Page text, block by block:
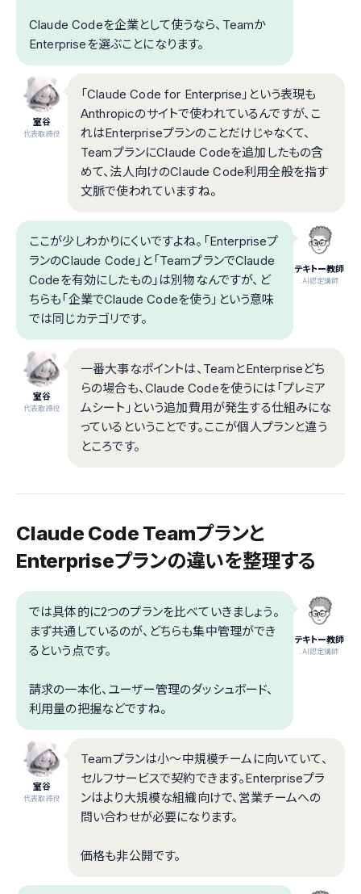
Claude Codeを企業として使うなら、Teamか
Enterpriseを選ぶことになります。
室谷
代表取締役
「Claude Code for Enterprise」という表現も
Anthropicのサイトで使われているんですが、こ
れはEnterpriseプランのことだけじゃなくて、
TeamプランにClaude Codeを追加したもの含
めて、法人向けのClaude Code利用全般を指す
文脈で使われていますね。
テキトー教師
.AI認定講師
ここが少しわかりにくいですよね。「Enterpriseプ
ランのClaude Code」と「TeamプランでClaude
Codeを有効にしたもの」は別物なんですが、ど
ちらも「企業でClaude Codeを使う」という意味
では同じカテゴリです。
室谷
代表取締役
一番大事なポイントは、TeamとEnterpriseどち
らの場合も、Claude Codeを使うには「プレミア
ムシート」という追加費用が発生する仕組みにな
っているということです。ここが個人プランと違う
ところです。
Claude Code Teamプランと
Enterpriseプランの違いを整理する
テキトー教師
.AI認定講師
では具体的に2つのプランを比べていきましょう。
まず共通しているのが、どちらも集中管理ができ
るという点です。
請求の一本化、ユーザー管理のダッシュボード、
利用量の把握などですね。
室谷
代表取締役
Teamプランは小〜中規模チームに向いていて、
セルフサービスで契約できます。Enterpriseプラ
ンはより大規模な組織向けで、営業チームへの
問い合わせが必要になります。
価格も非公開です。